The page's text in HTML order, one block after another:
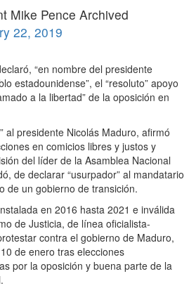
Mike Pence Archived
22, 2019
“en nombre del presidente
estadounidense”, el “resoluto” apoyo
a la libertad” de la oposición en
al presidente Nicolás Maduro, afirmó
en comicios libres y justos y
del líder de la Asamblea Nacional
de declarar “usurpador” al mandatario
de un gobierno de transición.
en 2016 hasta 2021 e inválida
de Justicia, de línea oficialista-
contra el gobierno de Maduro,
de enero tras elecciones
por la oposición y buena parte de la